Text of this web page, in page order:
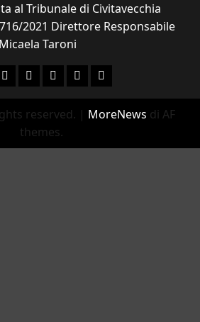
al Tribunale di Civitavecchia
2021 Direttore Responsabile
Micaela Taroni
Instagram
YouTubeTwitterEmailEnte Parco
reserved. | MoreNews di AF
themes.